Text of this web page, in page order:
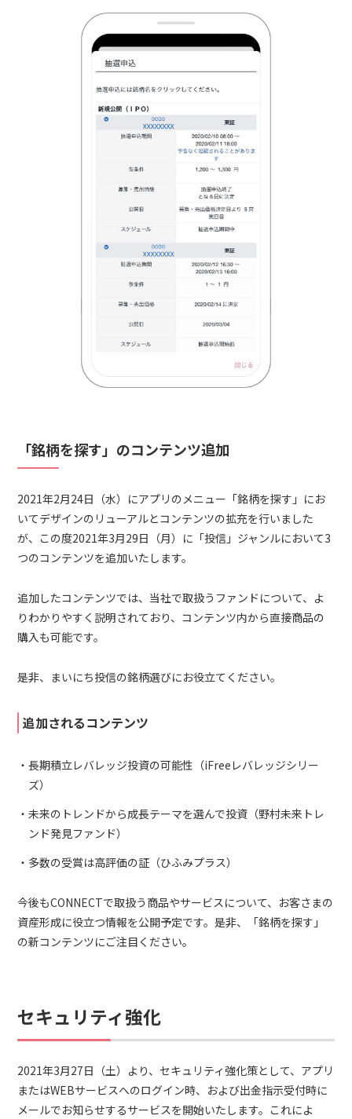
「銘柄を探す」のコンテンツ追加
2021年2月24日（水）にアプリのメニュー「銘柄を探す」にお
いてデザインのリューアルとコンテンツの拡充を行いました
が、この度2021年3月29日（月）に「投信」ジャンルにおいて3
つのコンテンツを追加いたします。
追加したコンテンツでは、当社で取扱うファンドについて、よ
りわかりやすく説明されており、コンテンツ内から直接商品の
購入も可能です。
是非、まいにち投信の銘柄選びにお役立てください。
追加されるコンテンツ
長期積立レバレッジ投資の可能性（iFreeレバレッジシリー
ズ）
未来のトレンドから成長テーマを選んで投資（野村未来トレ
ンド発見ファンド）
多数の受賞は高評価の証（ひふみプラス）
今後もCONNECTで取扱う商品やサービスについて、お客さまの
資産形成に役立つ情報を公開予定です。是非、「銘柄を探す」
の新コンテンツにご注目ください。
セキュリティ強化
2021年3月27日（土）より、セキュリティ強化策として、アプリ
またはWEBサービスへのログイン時、および出金指示受付時に
メールでお知らせするサービスを開始いたします。これによ